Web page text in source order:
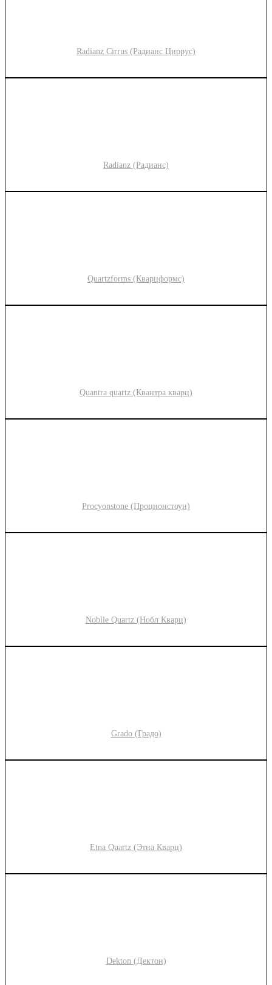
Radianz Cirrus (Радианс Циррус)
Radianz (Радианс)
Quartzforms (Кварцформс)
Quantra quartz (Квантра кварц)
Procyonstone (Проционстоун)
Noblle Quartz (Нобл Кварц)
Grado (Градо)
Etna Quartz (Этна Кварц)
Dekton (Дектон)